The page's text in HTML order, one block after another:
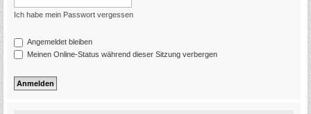
Ich habe mein Passwort vergessen
Angemeldet bleiben
Meinen Online-Status während dieser Sitzung verbergen